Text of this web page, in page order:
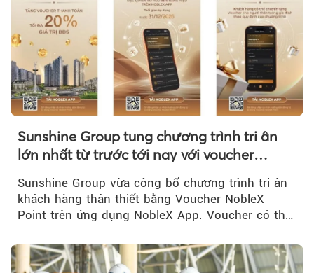
Sunshine Group tung chương trình tri ân
lớn nhất từ trước tới nay với voucher
NobleX Point cho khách hàng thân thiết
Sunshine Group vừa công bố chương trình tri ân
khách hàng thân thiết bằng Voucher NobleX
Point trên ứng dụng NobleX App. Voucher có thể